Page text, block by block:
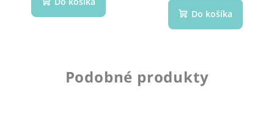
Do košíka
Podobné produkty